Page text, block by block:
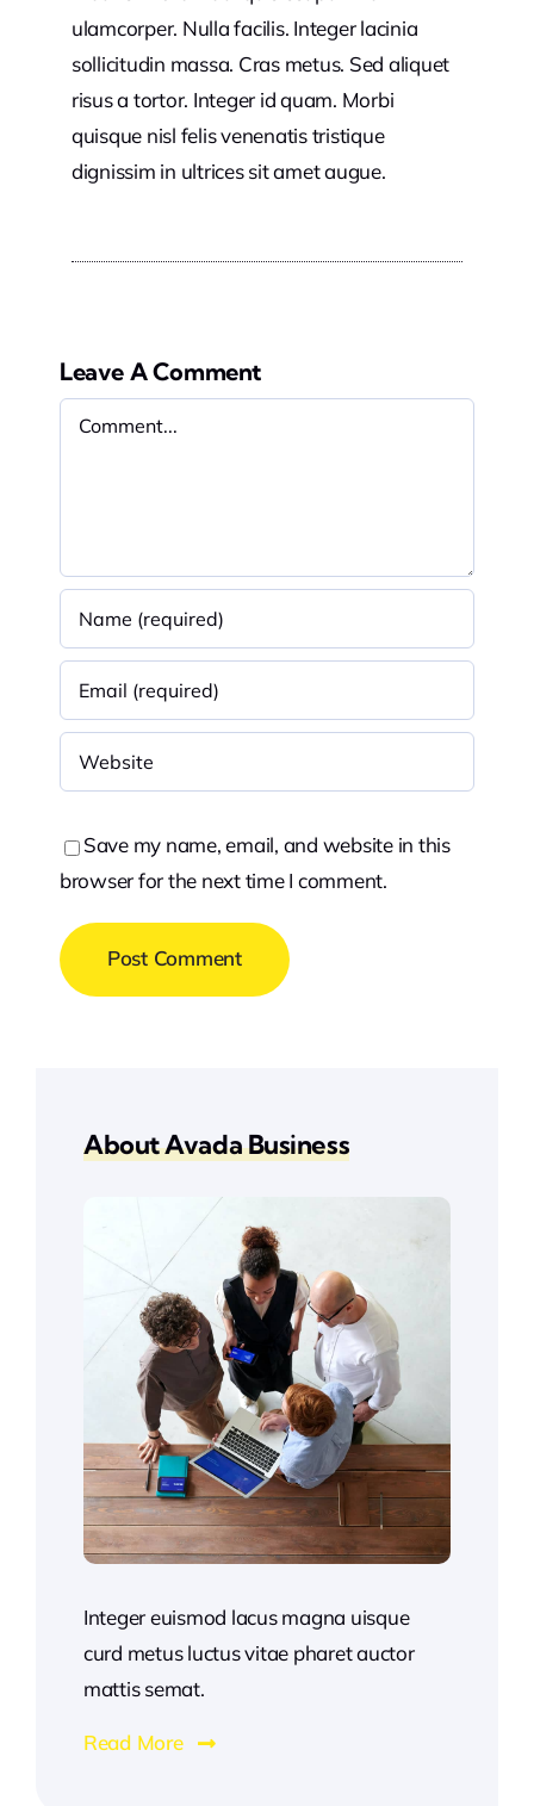
ulamcorper. Nulla facilis. Integer lacinia
sollicitudin massa. Cras metus. Sed aliquet
risus a tortor. Integer id quam. Morbi
quisque nisl felis venenatis tristique
dignissim in ultrices sit amet augue.
Leave A Comment
Comment
Save my name, email, and website in this
browser for the next time I comment.
About Avada Business
Integer euismod lacus magna uisque
curd metus luctus vitae pharet auctor
mattis semat.
Read More